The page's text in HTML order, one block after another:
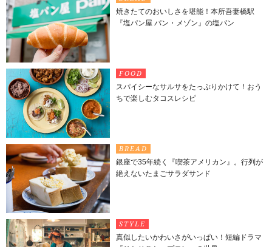
焼きたてのおいしさを堪能！本所吾妻橋駅
『塩パン屋 パン・メゾン』の塩パン
FOOD
スパイシーなサルサをたっぷりかけて！おう
ちで楽しむタコスレシピ
BREAD
銀座で35年続く『喫茶アメリカン』。行列が
絶えないたまごサラダサンド
STYLE
真似したいかわいさがいっぱい！短編ドラマ